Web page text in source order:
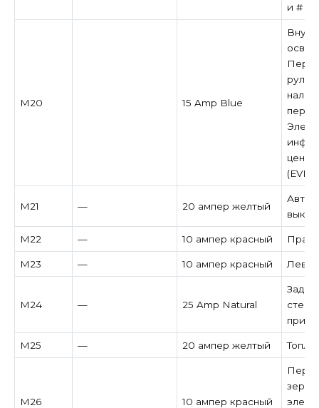
и # 2
M20 15 Amp Blue
M21 — 20 ампер желтый
M22 — 10 ампер красный
M23 — 10 ампер красный
M24 — 25 Amp Natural
при
M25 — 20 ампер желтый
M26 10 ампер красный